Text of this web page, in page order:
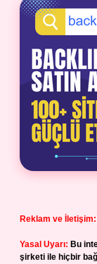
Reklam ve İletişim:
Yasal Uyarı: Bu
şirketi ile hiçbir